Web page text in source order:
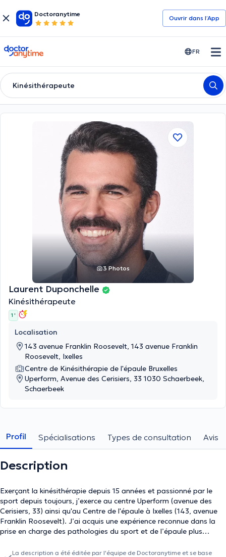
Doctoranytime
Ouvrir dans l’App
doctoranytime FR
Kinésithérapeute
3 Photos
Laurent Duponchelle
Kinésithérapeute
1 '
Localisation
143 avenue Franklin Roosevelt, 143 avenue Franklin
Roosevelt, Ixelles
Centre de Kinésithérapie de l'épaule Bruxelles
Uperform, Avenue des Cerisiers, 33 1030 Schaerbeek,
Schaerbeek
Profil Spécialisations Types de consultation Avis
Description
Exerçant la kinésithérapie depuis 15 années et passionné par le
sport depuis toujours, j’exerce au centre Uperform (avenue des
Cerisiers, 33) ainsi qu'au Centre de l'épaule à Ixelles (143, avenue
Franklin Roosevelt). J’ai acquis une expérience reconnue dans la
prise en charge des pathologies du sport et de l’épaule plus
l’objectif de mes patients. Consultations en français et anglais.
La description a été éditée par l'équipe de Doctoranytime et se base